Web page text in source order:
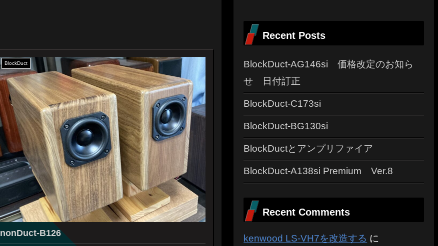
BlockDuct
nonDuct-B126
Recent Posts
BlockDuct-AG146si 価格改定のお知ら
せ 日付訂正
BlockDuct-C173si
BlockDuct-BG130si
BlockDuctとアンプリファイア
BlockDuct-A138si Premium Ver.8
Recent Comments
kenwood LS-VH7を改造する に